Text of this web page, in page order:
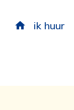
ik huur